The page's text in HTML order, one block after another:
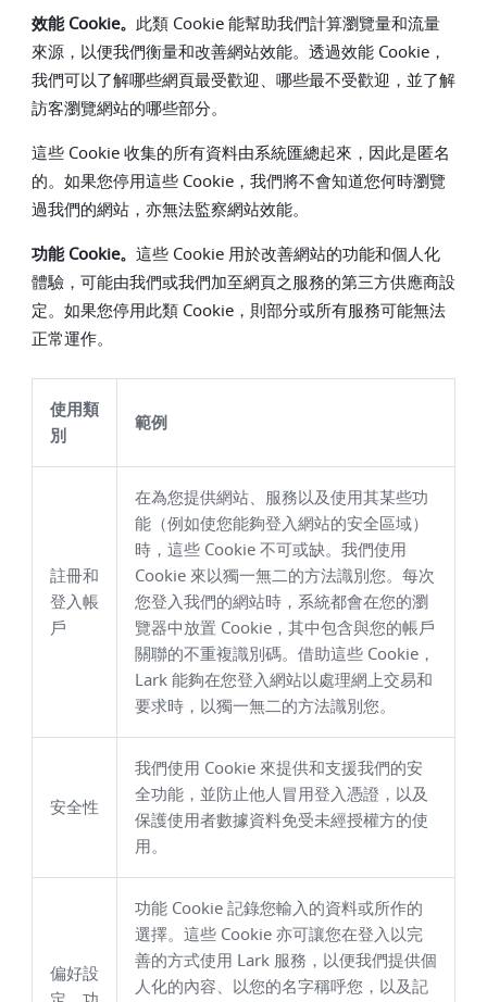
效能 Cookie。 此類 Cookie 能幫助我們計算瀏覽量和流量
來源，以便我們衡量和改善網站效能。透過效能 Cookie，
我們可以了解哪些網頁最受歡迎、哪些最不受歡迎，並了解
訪客瀏覽網站的哪些部分。
這些 Cookie 收集的所有資料由系統匯總起來，因此是匿名
的。如果您停用這些 Cookie，我們將不會知道您何時瀏覽
過我們的網站，亦無法監察網站效能。
功能 Cookie。 這些 Cookie 用於改善網站的功能和個人化
體驗，可能由我們或我們加至網頁之服務的第三方供應商設
定。如果您停用此類 Cookie，則部分或所有服務可能無法
正常運作。
使用類
別
範例
註冊和
登入帳
戶
在為您提供網站、服務以及使用其某些功
能（例如使您能夠登入網站的安全區域）
時，這些 Cookie 不可或缺。我們使用
Cookie 來以獨一無二的方法識別您。每次
您登入我們的網站時，系統都會在您的瀏
覽器中放置 Cookie，其中包含與您的帳戶
關聯的不重複識別碼。借助這些 Cookie，
Lark 能夠在您登入網站以處理網上交易和
要求時，以獨一無二的方法識別您。
安全性
我們使用 Cookie 來提供和支援我們的安
全功能，並防止他人冒用登入憑證，以及
保護使用者數據資料免受未經授權方的使
用。
偏好設
功能 Cookie 記錄您輸入的資料或所作的
選擇。這些 Cookie 亦可讓您在登入以完
善的方式使用 Lark 服務，以便我們提供個
人化的內容、以您的名字稱呼您，以及記